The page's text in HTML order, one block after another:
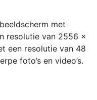
met
resolutie van 2556 x
een resolutie van 48
foto’s en video’s.